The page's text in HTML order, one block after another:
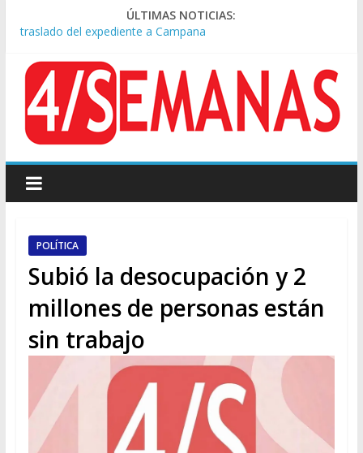
ÚLTIMAS NOTICIAS:
A pocas cuadras de La Bombonera chocaron un tren y un
Día de San Cayetano: masiva marcha a Plaza de Mayo de
sindicatos y organizaciones sociales
Pesar por la muerte de Leandro Rud, histórico representante
y conductor de TV
Tras la aprobación de la ley de propiedad privada, Bullrich
apuntó: “Vino un poco endiablada”
Causa AFA: el juez Amarante calificó de “ficción judicial” el
traslado del expediente a Campana
POLÍTICA
Subió la desocupación y 2
millones de personas están
sin trabajo